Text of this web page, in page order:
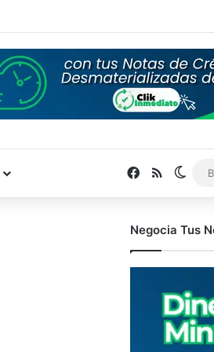
Facebook
RSS
Negocia Tus